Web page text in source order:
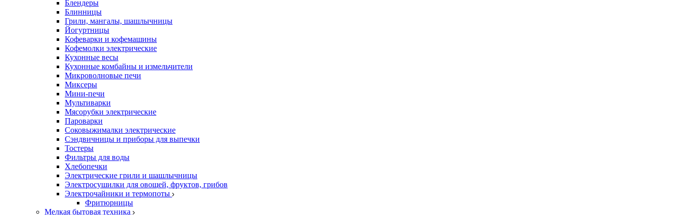
Блендеры
Блинницы
Грили, мангалы, шашлычницы
Йогуртницы
Кофеварки и кофемашины
Кофемолки электрические
Кухонные весы
Кухонные комбайны и измельчители
Микроволновые печи
Миксеры
Мини-печи
Мультиварки
Мясорубки электрические
Пароварки
Соковыжималки электрические
Сэндвичницы и приборы для выпечки
Тостеры
Фильтры для воды
Хлебопечки
Электрические грили и шашлычницы
Электросушилки для овощей, фруктов, грибов
Электрочайники и термопоты
Фритюрницы
Мелкая бытовая техника